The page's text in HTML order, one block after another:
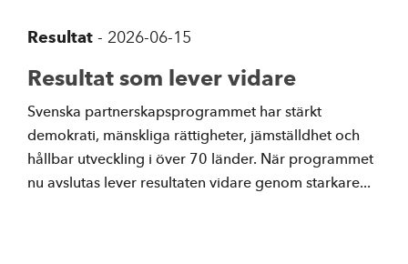
Resultat - 2026-06-15
Resultat som lever vidare
Svenska partnerskapsprogrammet har stärkt
demokrati, mänskliga rättigheter, jämställdhet och
hållbar utveckling i över 70 länder. När programmet
nu avslutas lever resultaten vidare genom starkare...